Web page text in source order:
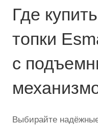
Где
топки
с
Выбирайте